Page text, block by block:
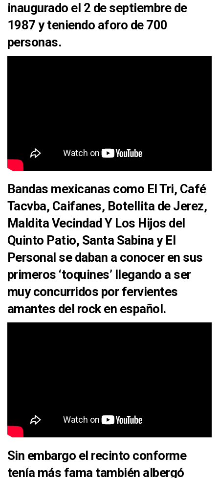
inaugurado el 2 de septiembre de
1987 y teniendo aforo de 700
personas.
Bandas mexicanas como El Tri, Café
Tacvba, Caifanes, Botellita de Jerez,
Maldita Vecindad Y Los Hijos del
Quinto Patio, Santa Sabina y El
Personal se daban a conocer en sus
primeros ‘toquines’ llegando a ser
muy concurridos por fervientes
amantes del rock en español.
Sin embargo el recinto conforme
tenía más fama también albergó